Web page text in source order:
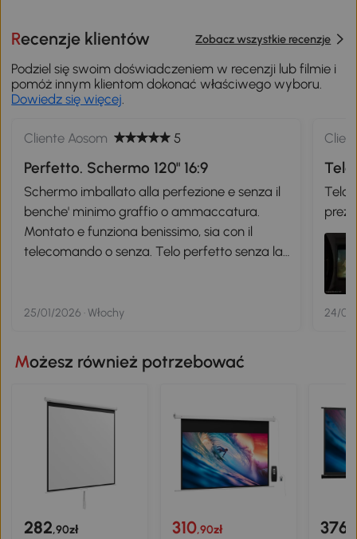
Recenzje klientów Zobacz wszystkie recenzje
Podziel się swoim doświadczeniem w recenzji lub filmie i
pomóż innym klientom dokonać właściwego wyboru.
Dowiedz się więcej
Cliente Aosom 5
Perfetto. Schermo 120" 16:9
Schermo imballato alla perfezione e senza il
benche' minimo graffio o ammaccatura.
Montato e funziona benissimo, sia con il
telecomando o senza. Telo perfetto senza la
25/01/2026 · Włochy
Telo
24/01/
Możesz również potrzebować
282,90zł 310,90zł 376